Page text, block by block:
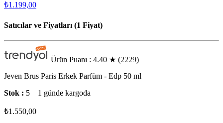
₺1.199,00
Satıcılar ve Fiyatları (1 Fiyat)
Ürün Puanı : 4.40 ★ (2229)
Jeven Brus Paris Erkek Parfüm - Edp 50 ml
Stok : 5 1 günde kargoda
₺1.550,00